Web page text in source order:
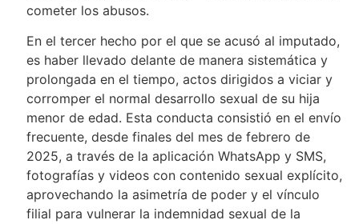
cometer los abusos.
En el tercer hecho por el que se acusó al imputado,
es haber llevado delante de manera sistemática y
prolongada en el tiempo, actos dirigidos a viciar y
corromper el normal desarrollo sexual de su hija
menor de edad. Esta conducta consistió en el envío
frecuente, desde finales del mes de febrero de
2025, a través de la aplicación WhatsApp y SMS,
fotografías y videos con contenido sexual explícito,
aprovechando la asimetría de poder y el vínculo
filial para vulnerar la indemnidad sexual de la